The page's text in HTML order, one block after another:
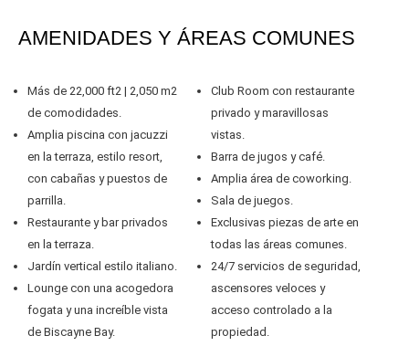
AMENIDADES Y ÁREAS COMUNES
Más de 22,000 ft2 | 2,050 m2
de comodidades.
Amplia piscina con jacuzzi
en la terraza, estilo resort,
con cabañas y puestos de
parrilla.
Restaurante y bar privados
en la terraza.
Jardín vertical estilo italiano.
Lounge con una acogedora
fogata y una increíble vista
de Biscayne Bay.
Club Room con restaurante
privado y maravillosas
vistas.
Barra de jugos y café.
Amplia área de coworking.
Sala de juegos.
Exclusivas piezas de arte en
todas las áreas comunes.
24/7 servicios de seguridad,
ascensores veloces y
acceso controlado a la
propiedad.